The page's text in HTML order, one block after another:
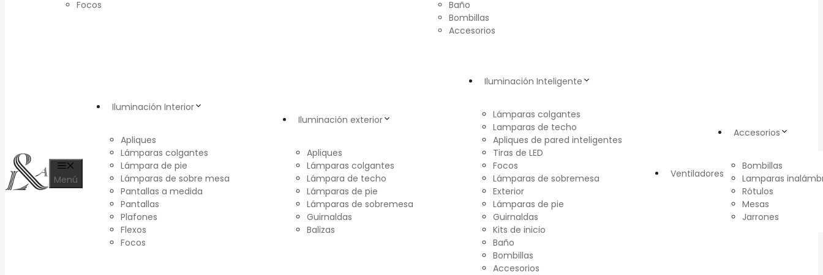
Focos
Baño
Bombillas
Accesorios
Menú
Iluminación Interior
Apliques
Lámparas colgantes
Lámpara de pie
Lámparas de sobre mesa
Pantallas a medida
Pantallas
Plafones
Flexos
Focos
Iluminación exterior
Apliques
Lámparas colgantes
Lámpara de techo
Lámparas de pie
Lámparas de sobremesa
Guirnaldas
Balizas
Iluminación Inteligente
Lámparas colgantes
Lamparas de techo
Apliques de pared inteligentes
Tiras de LED
Focos
Lámparas de sobremesa
Exterior
Lámparas de pie
Guirnaldas
Kits de inicio
Baño
Bombillas
Accesorios
Ventiladores
Accesorios
Bombillas
Lamparas
Rótulos
Mesas
Jarrones